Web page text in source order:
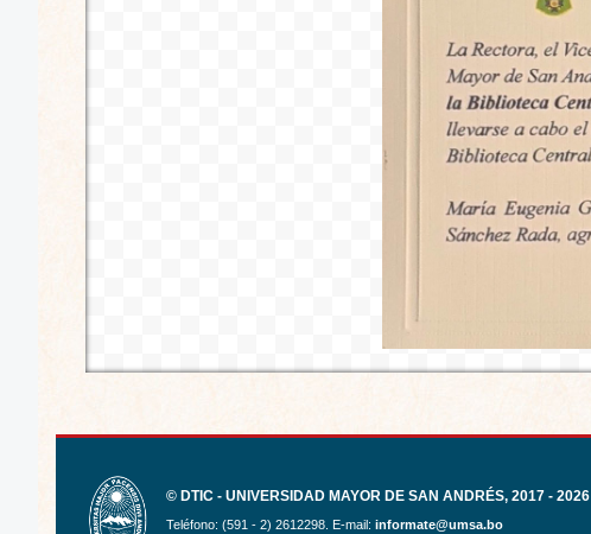
© DTIC - UNIVERSIDAD MAYOR DE SAN ANDRÉS, 2017 - 2026
Teléfono: (591 - 2) 2612298. E-mail: informate@umsa.bo